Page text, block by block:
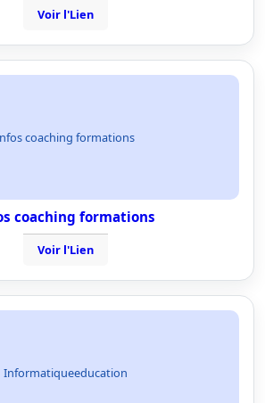
Voir l'Lien
coaching formations
coaching formations
Voir l'Lien
Informatiqueeducation